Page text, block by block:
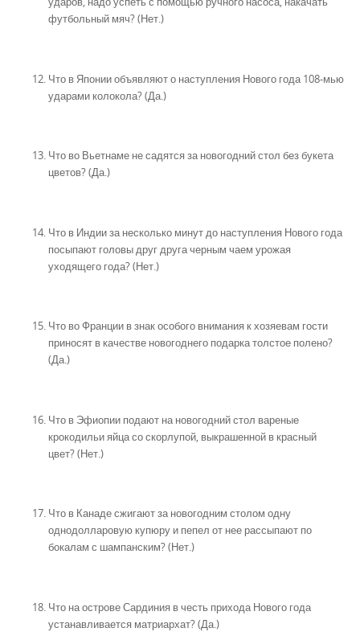
футбольный мяч? (Нет.)
Что в Японии объявляют о наступления Нового года 108-мью
ударами колокола? (Да.)
Что во Вьетнаме не садятся за новогодний стол без букета
цветов? (Да.)
Что в Индии за несколько минут до наступления Нового года
посыпают головы друг друга черным чаем урожая
уходящего года? (Нет.)
Что во Франции в знак особого внимания к хозяевам гости
приносят в качестве новогоднего подарка толстое полено?
(Да.)
Что в Эфиопии подают на новогодний стол вареные
крокодильи яйца со скорлупой, выкрашенной в красный
цвет? (Нет.)
Что в Канаде сжигают за новогодним столом одну
однодолларовую купюру и пепел от нее рассыпают по
бокалам с шампанским? (Нет.)
Что на острове Сардиния в честь прихода Нового года
устанавливается матриархат? (Да.)